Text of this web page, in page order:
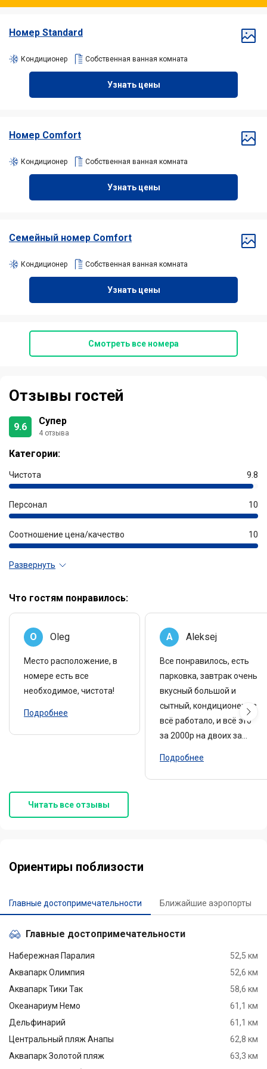
Номер Standard
Кондиционер Собственная ванная комната
Узнать цены
Номер Comfort
Кондиционер Собственная ванная комната
Узнать цены
Семейный номер Comfort
Кондиционер Собственная ванная комната
Узнать цены
Смотреть все номера
Отзывы гостей
9.6 Супер
4 отзыва
Категории:
Чистота 9.8
Персонал 10
Соотношение цена/качество 10
Развернуть
Что гостям понравилось:
O Oleg
Место расположение, в
номере есть все
необходимое, чистота!
Подробнее
A Aleksej
Все понравилось, есть
парковка, завтрак очень
вкусный большой и
сытный, кондиционер тв
всё работало, и всё это
за 2000р на двоих за
не понравиться?
Приехали в 0 часов нас
Подробнее
Читать все отзывы
Ориентиры поблизости
Главные достопримечательности Ближайшие аэропорты
Главные достопримечательности
Набережная Паралия
52,5 км
Аквапарк Олимпия
52,6 км
Аквапарк Тики Так
58,6 км
Океанариум Немо
61,1 км
Дельфинарий
61,1 км
Центральный пляж Анапы
62,8 км
Аквапарк Золотой пляж
63,3 км